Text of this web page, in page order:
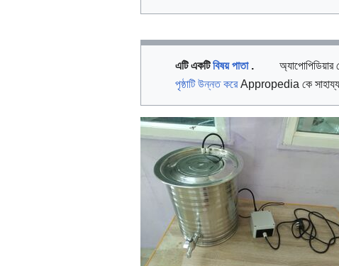
এটি একটিবিষয় পাতা.
পৃষ্ঠাটি উন্নত করেAppropedia কে সাহায্য